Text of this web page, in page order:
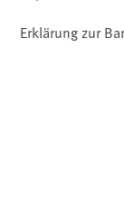
Erklärung zur